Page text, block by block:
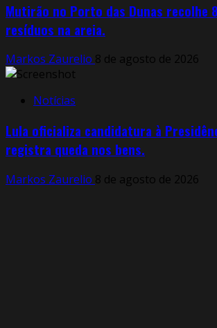
Mutirão no Porto das Dunas recolhe
resíduos na areia.
Markos Zaurelio 8 de agosto de 2026
Notícias
Lula oficializa candidatura à
registra queda nos bens.
Markos Zaurelio 8 de agosto de 2026